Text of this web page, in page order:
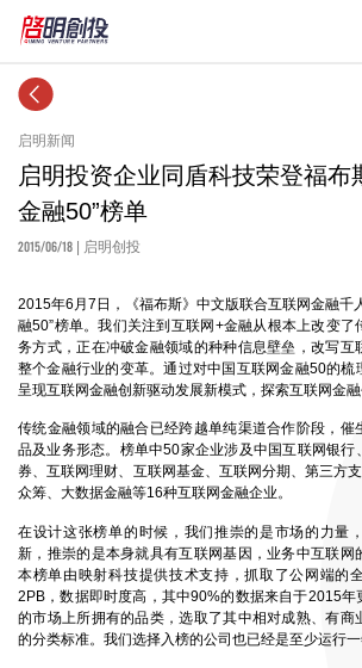
启明新闻
启明投资企业同盾科技荣登福布
金融50”榜单
2015/06/18 | 启明创投
2015年6月7日，《福布斯》中文版联合互联网金融千
融50”榜单。我们关注到互联网+金融从根本上改变了
务方式，正在冲破金融领域的种种信息壁垒，改写互
整个金融行业的变革。通过对中国互联网金融50的梳
呈现互联网金融创新驱动发展新模式，探索互联网金融
传统金融领域的融合已经跨越单纯渠道合作阶段，催
品及业务形态。榜单中50家企业涉及中国互联网银行
券、互联网理财、互联网基金、互联网分期、第三方
众筹、大数据金融等16种互联网金融企业。
在设计这张榜单的时候，我们推崇的是市场的力量
新，推崇的是本身就具有互联网基因，业务中互联网
本榜单由映射科技提供技术支持，抓取了公网端的
2PB，数据即时度高，其中90%的数据来自于2015年
的市场上所拥有的品类，选取了其中相对成熟、有商
的分类标准。我们选择入榜的公司也已经是至少运行一